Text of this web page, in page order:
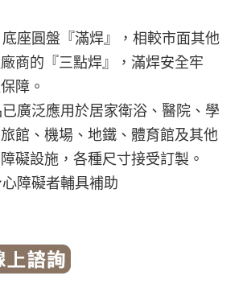
座圓盤『滿焊』，相較市面其他
商的『三點焊』，滿焊安全牢
障。
廣泛應用於居家衛浴、醫院、學
館、機場、地鐵、體育館及其他
礙設施，各種尺寸接受訂製。
障礙者輔具補助